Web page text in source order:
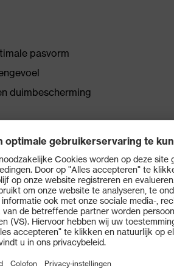
pasvorm
duimbescherming
werkstukken